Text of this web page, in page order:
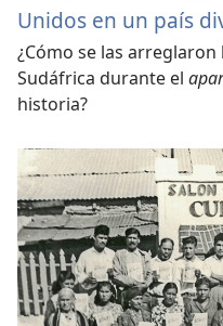
Unidos en un país
¿Cómo se las
Sudáfrica durante el
historia?